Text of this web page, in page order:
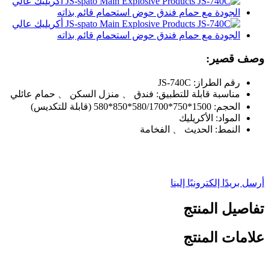
وصف قصير:
رقم الطراز: JS-740C
مناسبة قابلة للتطبيق: فندق 、 منزل السكن 、 حمام عائلي
الحجم: 1500*750*580/1700*850*580 (قابلة للتكديس)
المواد: الأكريليك
النمط: الحديث 、 الفخامة
أرسل بريدًا إلكترونيًا إلينا
تفاصيل المنتج
علامات المنتج